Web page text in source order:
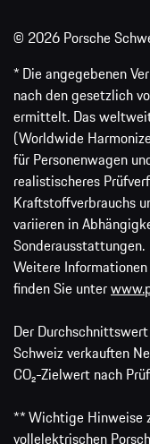
© 2026 Porsche
* Die angegebenen
nach den gesetzlich
ermittelt. Das
(Worldwide
für Personenwagen
realistischeres
Kraftstoffverbrauchs
variieren in
Sonderausstattungen.
Weitere
finden Sie unter
Der
Schweiz verkauften
CO₂-Zielwert nach
** Wichtige Hinweise
vollelektrischen